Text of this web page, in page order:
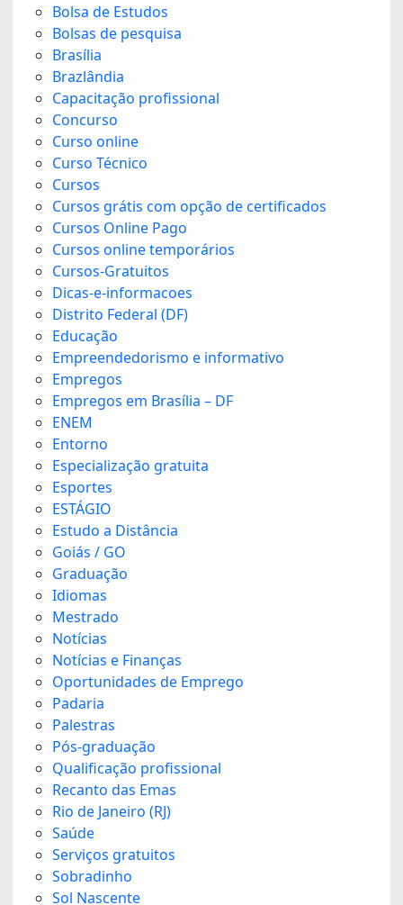
Bolsa de Estudos
Bolsas de pesquisa
Brasília
Brazlândia
Capacitação profissional
Concurso
Curso online
Curso Técnico
Cursos
Cursos grátis com opção de certificados
Cursos Online Pago
Cursos online temporários
Cursos-Gratuitos
Dicas-e-informacoes
Distrito Federal (DF)
Educação
Empreendedorismo e informativo
Empregos
Empregos em Brasília – DF
ENEM
Entorno
Especialização gratuita
Esportes
ESTÁGIO
Estudo a Distância
Goiás / GO
Graduação
Idiomas
Mestrado
Notícias
Notícias e Finanças
Oportunidades de Emprego
Padaria
Palestras
Pós-graduação
Qualificação profissional
Recanto das Emas
Rio de Janeiro (RJ)
Saúde
Serviços gratuitos
Sobradinho
Sol Nascente